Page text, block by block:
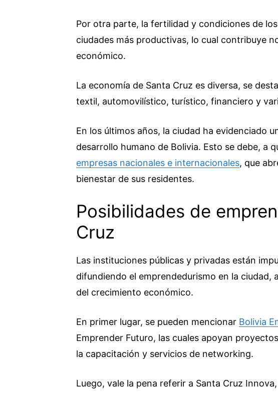
Por otra parte, la fertilidad y condiciones de
ciudades más productivas, lo cual contribuye
económico.
La economía de Santa Cruz es diversa, se
textil, automovilístico, turístico, financiero y
En los últimos años, la ciudad ha evidenciado
desarrollo humano de Bolivia. Esto se debe, a
empresas nacionales e internacionales, que
bienestar de sus residentes.
Posibilidades de
Cruz
Las instituciones públicas y privadas están
difundiendo el emprendedurismo en la ciudad,
del crecimiento económico.
En primer lugar, se pueden mencionar Bolivia
Emprender Futuro, las cuales apoyan
la capacitación y servicios de networking.
Luego, vale la pena referir a Santa Cruz